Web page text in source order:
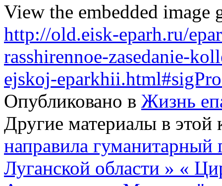
View the embedded image
http://old.eisk-eparh.ru/
rasshirennoe-zasedanie-
ejskoj-
Опубликовано в Жизнь
Другие материалы в этой
направила
Луганской области » «